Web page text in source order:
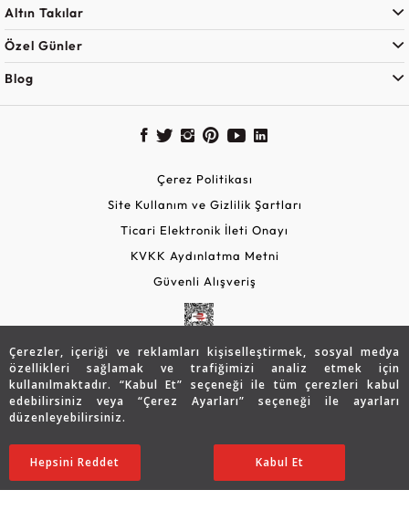
Çerezler, içeriği ve reklamları kişiselleştirmek, sosyal medya
özellikleri sağlamak ve trafiğimizi analiz etmek için
kullanılmaktadır. “Kabul Et” seçeneği ile tüm çerezleri kabul
edebilirsiniz veya “Çerez Ayarları” seçeneği ile ayarları
düzenleyebilirsiniz.
Ayarları Düzenle
Hepsini Reddet Kabul Et
27.106 TL
18.941TL SATIN ALIN
Altın Takılar
Özel Günler
Blog
Çerez Politikası
Site Kullanım ve Gizlilik Şartları
Ticari Elektronik İleti Onayı
KVKK Aydınlatma Metni
Güvenli Alışveriş
Copyright © 2026 Assos Pırlanta - Bu sitenin tüm hakları